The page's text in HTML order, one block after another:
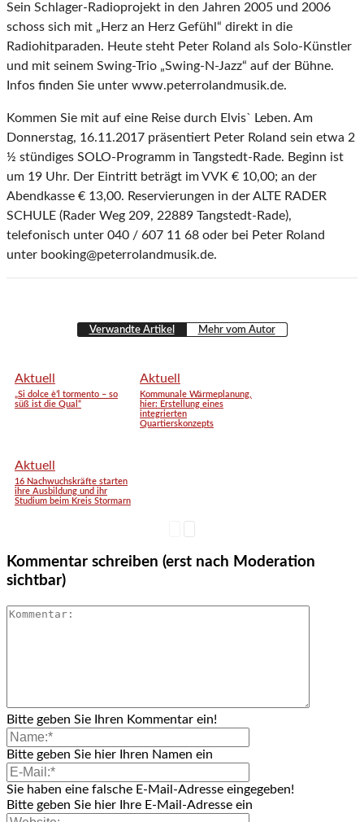
Sein Schlager-Radioprojekt in den Jahren 2005 und 2006
schoss sich mit „Herz an Herz Gefühl“ direkt in die
Radiohitparaden. Heute steht Peter Roland als Solo-Künstler
und mit seinem Swing-Trio „Swing-N-Jazz“ auf der Bühne.
Infos finden Sie unter www.peterrolandmusik.de.
Kommen Sie mit auf eine Reise durch Elvis` Leben. Am
Donnerstag, 16.11.2017 präsentiert Peter Roland sein etwa 2
½ stündiges SOLO-Programm in Tangstedt-Rade. Beginn ist
um 19 Uhr. Der Eintritt beträgt im VVK € 10,00; an der
Abendkasse € 13,00. Reservierungen in der ALTE RADER
SCHULE (Rader Weg 209, 22889 Tangstedt-Rade),
telefonisch unter 040 / 607 11 68 oder bei Peter Roland
unter booking@peterrolandmusik.de.
Verwandte Artikel Mehr vom Autor
Aktuell
„Si dolce è’l tormento – so
süß ist die Qual“
Aktuell
Kommunale Wärmeplanung,
hier: Erstellung eines
integrierten
Quartierskonzepts
Aktuell
16 Nachwuchskräfte starten
ihre Ausbildung und ihr
Studium beim Kreis Stormarn
Kommentar schreiben (erst nach Moderation
sichtbar)
Bitte geben Sie Ihren Kommentar ein!
Bitte geben Sie hier Ihren Namen ein
Sie haben eine falsche E-Mail-Adresse eingegeben!
Bitte geben Sie hier Ihre E-Mail-Adresse ein